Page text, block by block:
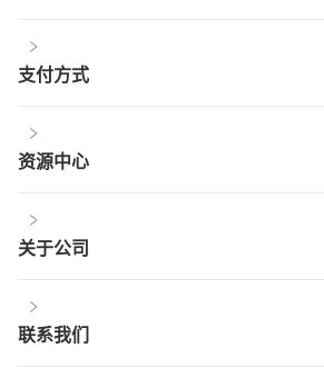
支付方式
资源中心
关于公司
联系我们